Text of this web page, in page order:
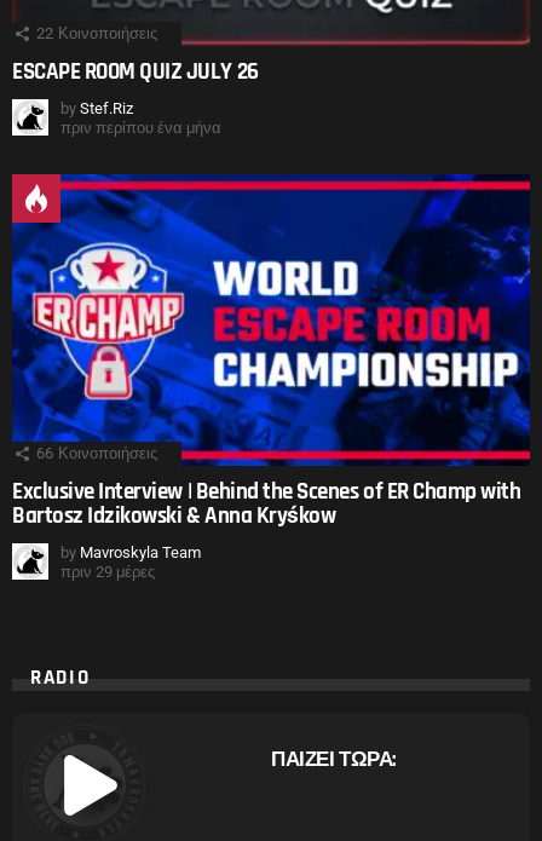
22 Κοινοποιήσεις
ESCAPE ROOM QUIZ JULY 26
by Stef.Riz
πριν περίπου ένα μήνα
66 Κοινοποιήσεις
Exclusive Interview | Behind the Scenes of ER Champ with
Bartosz Idzikowski & Anna Kryśkow
by Mavroskyla Team
πριν 29 μέρες
RADIO
ΠΑΙΖΕΙ ΤΩΡΑ: